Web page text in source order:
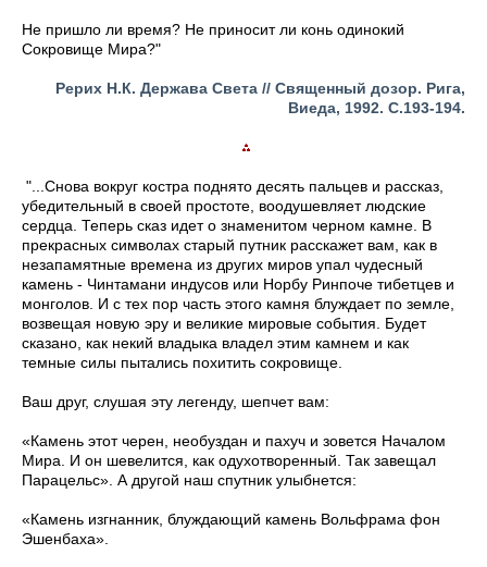
Не пришло ли время? Не приносит ли конь одинокий
Сокровище Мира?"
Рерих Н.К. Держава Света // Священный дозор. Рига,
Виеда, 1992. С.193-194.
"...Снова вокруг костра поднято десять пальцев и рассказ,
убедительный в своей простоте, воодушевляет людские
сердца. Теперь сказ идет о знаменитом черном камне. В
прекрасных символах старый путник расскажет вам, как в
незапамятные времена из других миров упал чудесный
камень - Чинтамани индусов или Норбу Ринпоче тибетцев и
монголов. И с тех пор часть этого камня блуждает по земле,
возвещая новую эру и великие мировые события. Будет
сказано, как некий владыка владел этим камнем и как
темные силы пытались похитить сокровище.
Ваш друг, слушая эту легенду, шепчет вам:
«Камень этот черен, необуздан и пахуч и зовется Началом
Мира. И он шевелится, как одухотворенный. Так завещал
Парацельс». А другой наш спутник улыбнется:
«Камень изгнанник, блуждающий камень Вольфрама фон
Эшенбаха».